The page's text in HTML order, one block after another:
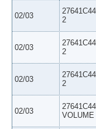
02/03
2
02/03
2
02/03
2
02/03
VOLUME